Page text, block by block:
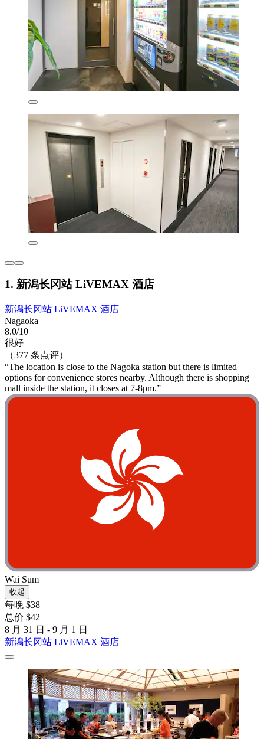
1. 新潟长冈站 LiVEMAX 酒店
新潟长冈站 LiVEMAX 酒店
Nagaoka
8.0/10
很好
（377 条点评）
“The location is close to the Nagoka station but there is limited
options for convenience stores nearby. Although there is shopping
mall inside the station, it closes at 7-8pm.”
Wai Sum
收起
每晚 $38
总价 $42
8 月 31 日 - 9 月 1 日
新潟长冈站 LiVEMAX 酒店